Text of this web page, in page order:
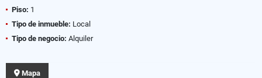
Piso: 1
Tipo de inmueble: Local
Tipo de negocio: Alquiler
Mapa